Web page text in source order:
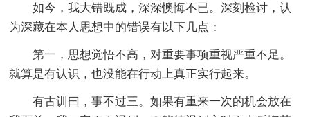
如今，我大错既成，深深懊悔不已。深刻检讨，认
为深藏在本人思想中的错误有以下几点：
第一，思想觉悟不高，对重要事项重视严重不足。
就算是有认识，也没能在行动上真正实行起来。
有古训曰，事不过三。如果有重来一次的机会放在